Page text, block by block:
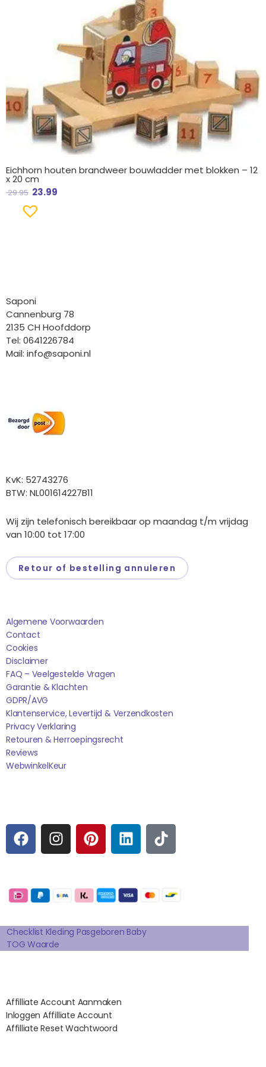
Eichhorn houten brandweer bouwladder met blokken – 12
x 20 cm
29.95 23.99
Saponi
Cannenburg 78
2135 CH Hoofddorp
Tel: 0641226784
Mail: info@saponi.nl
KvK: 52743276
BTW: NL001614227B11
Wij zijn telefonisch bereikbaar op maandag t/m vrijdag
van 10:00 tot 17:00
Retour of bestelling annuleren
Algemene Voorwaarden
Contact
Cookies
Disclaimer
FAQ – Veelgestelde Vragen
Garantie & Klachten
GDPR/AVG
Klantenservice, Levertijd & Verzendkosten
Privacy Verklaring
Retouren & Herroepingsrecht
Reviews
WebwinkelKEur
F
A
C
B
O
K
I
N
S
A
A
M
P
I
N
E
R
S
T
L
I
N
E
D
N
T
I
K
O
K
Checklist Kleding Pasgeboren Baby
TOG Waarde
Affilliate Account Aanmaken
Inloggen Affilliate Account
Affilliate Reset Wachtwoord